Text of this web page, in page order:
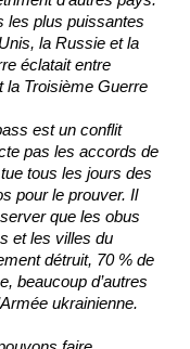
les plus puissantes
la Russie et la
éclatait entre
la Troisième Guerre
est un conflit
pas les accords de
tous les jours des
pour le prouver. Il
que les obus
et les villes du
détruit, 70 % de
beaucoup d’autres
ukrainienne.